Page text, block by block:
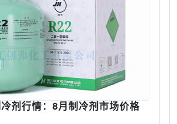
剂行情：8月制冷剂市场价格